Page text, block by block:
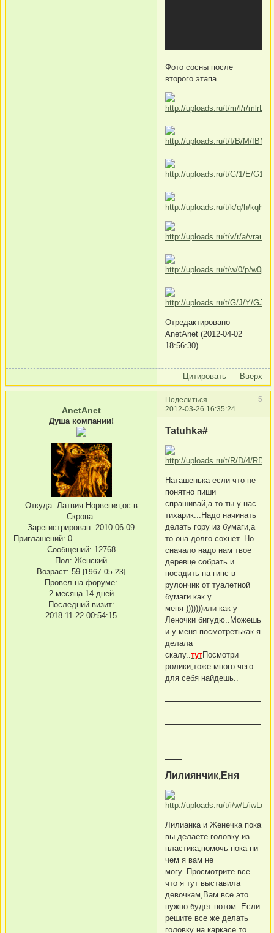
Фото сосны после
второго этапа.
Отредактировано
AnetAnet (2012-04-02
18:56:30)
Цитировать Вверх
Поделиться
5
2012-03-26 16:35:24
AnetAnet
Душа компании!
Откуда: Латвия-Норвегия,ос-в
Скрова.
Зарегистрирован: 2010-06-09
Приглашений: 0
Сообщений: 12768
Пол: Женский
Возраст: 59 [1967-05-23]
Провел на форуме:
2 месяца 14 дней
Последний визит:
2018-11-22 00:54:15
Tatuhka#
Наташенька если что не
понятно пиши
спрашивай,а то ты у нас
тихарик...Надо начинать
делать гору из бумаги,а
то она долго сохнет..Но
сначало надо нам твое
деревце собрать и
посадить на гипс в
рулончик от туалетной
бумаги как у
меня-)))))))или как у
Леночки бигудю..Можешь
и у меня посмотретькак я
делала
скалу.. тутПосмотри
ролики,тоже много чего
для себя найдешь..
Лилиянчик,Еня
Лилианка и Женечка пока
вы делаете головку из
пластика,помочь пока ни
чем я вам не
могу..Просмотрите все
что я тут выставила
девочкам,Вам все это
нужно будет потом..Если
решите все же делать
головку на каркасе то